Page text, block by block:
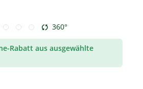
360°
Rabatt aus ausgewählte